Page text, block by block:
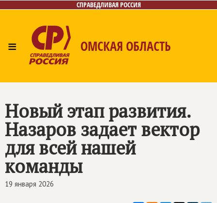
СПРАВЕДЛИВАЯ РОССИЯ
≡ ОМСКАЯ ОБЛАСТЬ
Новый этап развития.
Назаров задает вектор
для всей нашей
команды
19 января 2026